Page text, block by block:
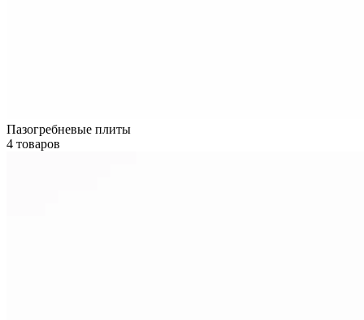
Пазогребневые плиты
4 товаров